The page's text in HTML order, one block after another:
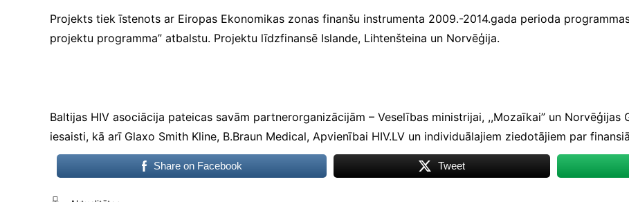
Projekts tiek īstenots ar Eiropas Ekonomikas zonas finanšu instrumenta 2009.-2014.gada perioda
projektu programma” atbalstu. Projektu līdzfinansē Islande, Lihtenšteina un Norvēģija.
Baltijas HIV asociācija pateicas savām partnerorganizācijām – Veselības ministrijai, ,,Mozaīkai” un
iesaisti, kā arī Glaxo Smith Kline, B.Braun Medical, Apvienībai HIV.LV un individuālajiem ziedotājiem par
Share on Facebook Tweet
Veiktspējas
sīkfaili, kas
apkopo
informāciju
par to, kā
izmanto
apmeklētājs,